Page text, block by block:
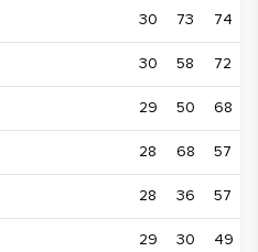
30 73 74
30 58 72
29 50 68
28 68 57
28 36 57
29 30 49